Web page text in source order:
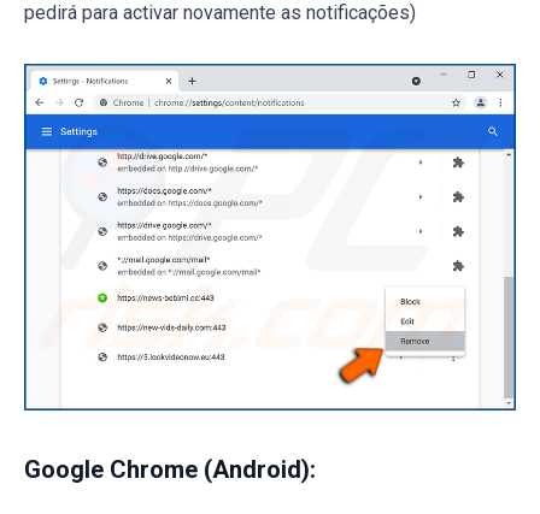
pedirá para activar novamente as notificações)
Google Chrome (Android):